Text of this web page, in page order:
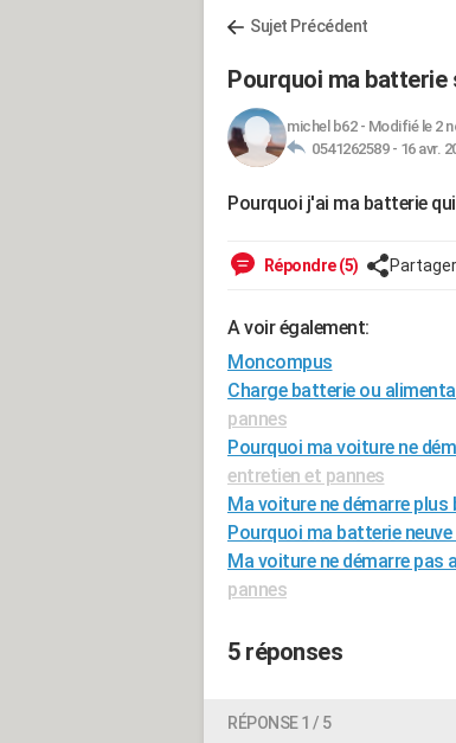
Sujet Précédent
Pourquoi ma batterie
michel b62- Modifié le 2
0541262589 - 16 avr.
Pourquoi j'ai ma batterie
Répondre (5) Partager
A voir également:
Moncompus
Charge batterie ou
pannes
Pourquoi ma voiture ne
entretien et pannes
Ma voiture ne démarre plus
Pourquoi ma batterie neuve
Ma voiture ne démarre pas
pannes
5 réponses
RÉPONSE 1 / 5